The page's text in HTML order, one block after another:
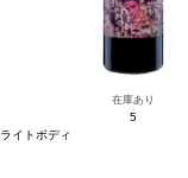
在庫あり
5
ライトボディ